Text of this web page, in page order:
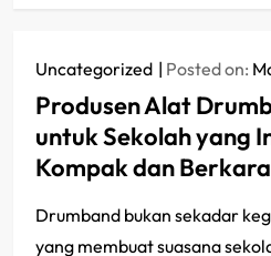
Uncategorized Posted on:
Produsen Alat
untuk Sekolah yang
Kompak dan
Drumband bukan sekadar
yang membuat suasana